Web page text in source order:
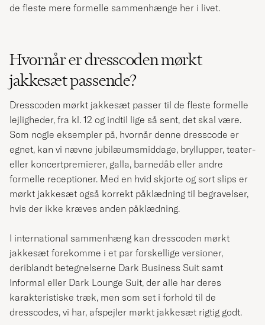
de fleste mere formelle sammenhænge her i livet.
Hvornår er dresscoden mørkt
jakkesæt passende?
Dresscoden mørkt jakkesæt passer til de fleste formelle
lejligheder, fra kl. 12 og indtil lige så sent, det skal være.
Som nogle eksempler på, hvornår denne dresscode er
egnet, kan vi nævne jubilæumsmiddage, bryllupper, teater-
eller koncertpremierer, galla, barnedåb eller andre
formelle receptioner. Med en hvid skjorte og sort slips er
mørkt jakkesæt også korrekt påklædning til begravelser,
hvis der ikke kræves anden påklædning.
I international sammenhæng kan dresscoden mørkt
jakkesæt forekomme i et par forskellige versioner,
deriblandt betegnelserne Dark Business Suit samt
Informal eller Dark Lounge Suit, der alle har deres
karakteristiske træk, men som set i forhold til de
dresscodes, vi har, afspejler mørkt jakkesæt rigtig godt.